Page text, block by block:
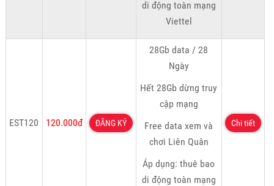
di động toàn mạng
Viettel
EST120 120.000đ ĐĂNG KÝ
28Gb data / 28
Ngày
Hết 28Gb dừng truy
cập mạng
Free data xem và
chơi Liên Quân
Áp dụng: thuê bao
di động toàn mạng
Chi tiết